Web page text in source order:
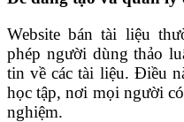
Website bán tài liệu
phép người dùng thảo
tin về các tài liệu. Điều
học tập, nơi mọi người
nghiệm.